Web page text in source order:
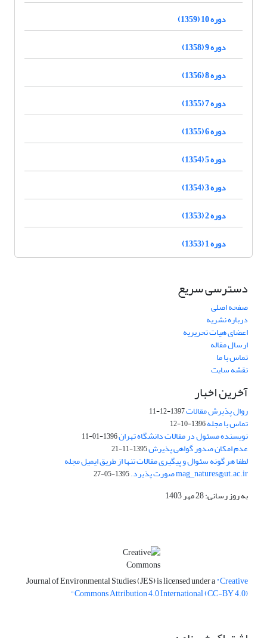
دوره 10 (1359)
دوره 9 (1358)
دوره 8 (1356)
دوره 7 (1355)
دوره 6 (1355)
دوره 5 (1354)
دوره 3 (1354)
دوره 2 (1353)
دوره 1 (1353)
دسترسی سریع
صفحه اصلی
درباره نشریه
اعضای هیات تحریریه
ارسال مقاله
تماس با ما
نقشه سایت
آخرین اخبار
روال پذیرش مقالات1397-12-11
تماس با مجله1396-10-12
نویسنده مسئول در مقالات دانشگاه تهران1396-01-11
عدم امکان صدور گواهی پذیرش1395-11-21
لطفا هر گونه سئوال و پیگیری مقالات تنها از طریق ایمیل مجله
mag_natures@ut.ac.ir صورت پذیرد. 1395-05-27
به روز رسانی: 28 مهر 1403
Journal of Environmental Studies (JES) is licensed under a"Creative
Commons Attribution 4.0 International (CC-BY 4.0)"